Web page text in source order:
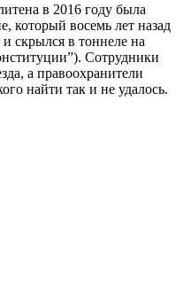
в 2016 году была
который восемь лет назад
скрылся в тоннеле на
Сотрудники
а правоохранители
найти так и не удалось.